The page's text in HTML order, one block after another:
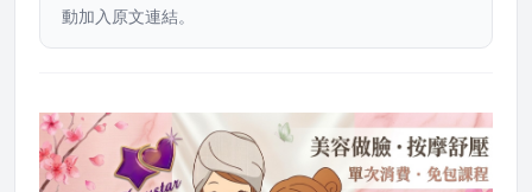
動加入原文連結。